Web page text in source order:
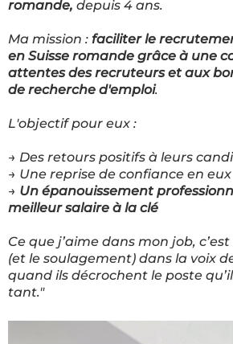
romande, depuis 4 ans.
Ma mission : faciliter le
en Suisse romande grâce à une
attentes des recruteurs et aux
de recherche d'emploi.
L'objectif pour eux :
→ Des retours positifs à leurs
→ Une reprise de confiance en eux
→ Un épanouissement
meilleur salaire à la clé
Ce que j’aime dans mon job,
(et le soulagement) dans la voix
quand ils décrochent le poste
tant."